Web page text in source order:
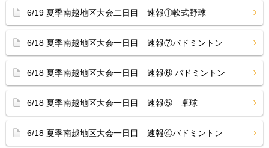
6/19 夏季南越地区大会二日目 速報①軟式野球
6/18 夏季南越地区大会一日目 速報⑦バドミントン
6/18 夏季南越地区大会一日目 速報⑥ バドミントン
6/18 夏季南越地区大会一日目 速報⑤ 卓球
6/18 夏季南越地区大会一日目 速報④バドミントン